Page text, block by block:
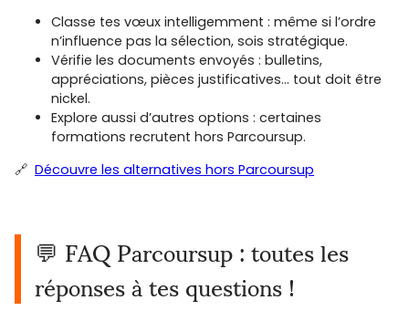
Classe tes vœux intelligemment : même si l’ordre
n’influence pas la sélection, sois stratégique.
Vérifie les documents envoyés : bulletins,
appréciations, pièces justificatives… tout doit être
nickel.
Explore aussi d’autres options : certaines
formations recrutent hors Parcoursup.
🔗 Découvre les alternatives hors Parcoursup
💬 FAQ Parcoursup : toutes les
réponses à tes questions !